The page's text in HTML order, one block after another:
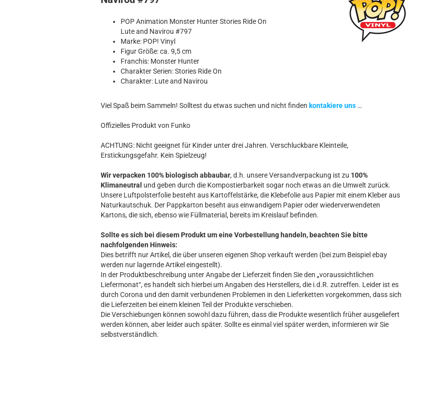
MARVEL
Movie
Music
Sports
STAR WARS
POP Animation Monster Hunter Stories Ride On
Lute and Navirou #797
Marke: POP! Vinyl
Figur Größe: ca. 9,5 cm
Franchis: Monster Hunter
Charakter Serien: Stories Ride On
Charakter: Lute and Navirou
Viel Spaß beim Sammeln! Solltest du etwas suchen und nicht finden kontakiere uns …
Offizielles Produkt von Funko
ACHTUNG: Nicht geeignet für Kinder unter drei Jahren. Verschluckbare Kleinteile,
Erstickungsgefahr. Kein Spielzeug!
Wir verpacken 100% biologisch abbaubar, d.h. unsere Versandverpackung ist zu 100%
Klimaneutral und geben durch die Kompostierbarkeit sogar noch etwas an die Umwelt zurück.
Unsere Luftpolsterfolie besteht aus Kartoffelstärke, die Klebefolie aus Papier mit einem Kleber aus
Naturkautschuk. Der Pappkarton beseht aus einwandigem Papier oder wiederverwendeten
Kartons, die sich, ebenso wie Füllmaterial, bereits im Kreislauf befinden.
Sollte es sich bei diesem Produkt um eine Vorbestellung handeln, beachten Sie bitte
nachfolgenden Hinweis:
Dies betrifft nur Artikel, die über unseren eigenen Shop verkauft werden (bei zum Beispiel ebay
werden nur lagernde Artikel eingestellt).
In der Produktbeschreibung unter Angabe der Lieferzeit finden Sie den „voraussichtlichen
Liefermonat“, es handelt sich hierbei um Angaben des Herstellers, die i.d.R. zutreffen. Leider ist es
durch Corona und den damit verbundenen Problemen in den Lieferketten vorgekommen, dass sich
die Lieferzeiten bei einem kleinen Teil der Produkte verschieben.
Die Verschiebungen können sowohl dazu führen, dass die Produkte wesentlich früher ausgeliefert
werden können, aber leider auch später. Sollte es einmal viel später werden, informieren wir Sie
selbstverständlich.